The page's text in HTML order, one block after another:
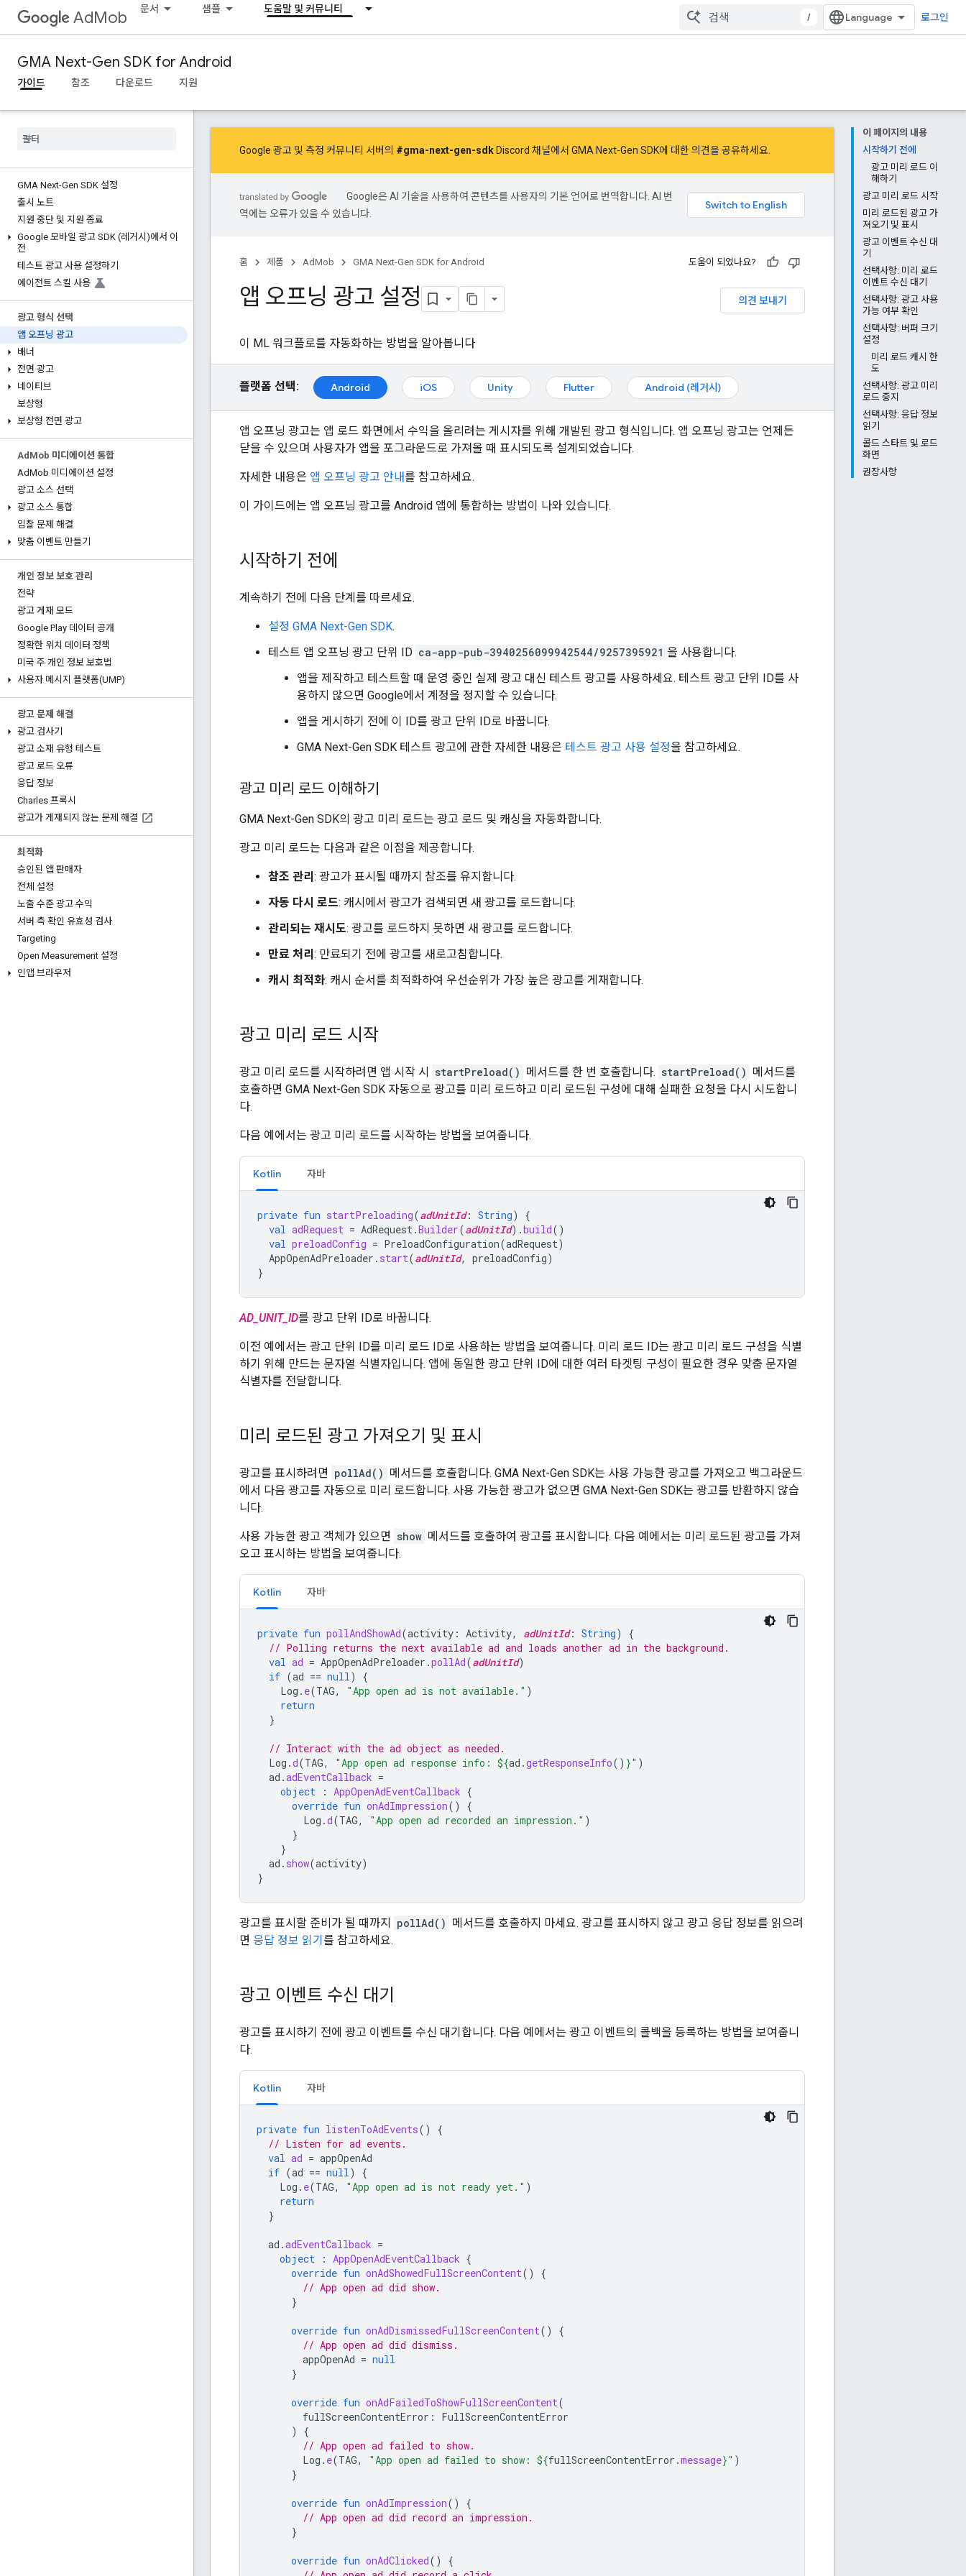
AdMob 문서 샘플 도움말 및 커뮤니티
/ 로그인
GMA Next-Gen SDK for Android
가이드 참조 다운로드 지원
GMA Next-Gen SDK 설정
출시 노트
지원 중단 및 지원 종료
Google 모바일 광고 SDK (레거시)에서 이
전
테스트 광고 사용 설정하기
에이전트 스킬 사용
광고 형식 선택
앱 오프닝 광고
배너
전면 광고
네이티브
보상형
보상형 전면 광고
Ad Mob 미디에이션 통합
AdMob 미디에이션 설정
광고 소스 선택
광고 소스 통합
입찰 문제 해결
맞춤 이벤트 만들기
개인 정보 보호 관리
전략
광고 게재 모드
Google Play 데이터 공개
정확한 위치 데이터 정책
미국 주 개인 정보 보호법
사용자 메시지 플랫폼(UMP)
광고 문제 해결
광고 검사기
광고 소재 유형 테스트
광고 로드 오류
응답 정보
Charles 프록시
광고가 게재되지 않는 문제 해결
최적화
승인된 앱 판매자
전체 설정
노출 수준 광고 수익
서버 측 확인 유효성 검사
Targeting
Open Measurement 설정
인앱 브라우저
이 페이지의 내용
시작하기 전에
광고 미리 로드 이
해하기
광고 미리 로드 시작
미리 로드된 광고 가
져오기 및 표시
광고 이벤트 수신 대
기
선택사항: 미리 로드
이벤트 수신 대기
선택사항: 광고 사용
가능 여부 확인
선택사항: 버퍼 크기
설정
미리 로드 캐시 한
도
선택사항: 광고 미리
로드 중지
선택사항: 응답 정보
읽기
콜드 스타트 및 로드
화면
권장사항
Google 광고 및 측정 커뮤니티 서버의 #gma-next-gen-sdk Discord 채널에서 GMA Next-Gen SDK에 대한 의견을 공유하세요.
Google은 AI 기술을 사용하여 콘텐츠를 사용자의 기본 언어로 번역합니다. AI 번
역에는 오류가 있을 수 있습니다.
홈 제품 AdMob GMA Next-Gen SDK for Android 도움이 되었나요?
의견 보내기
앱 오프닝 광고 설정
이 ML 워크플로를 자동화하는 방법을 알아봅니다
플랫폼 선택: Android iOS Unity Flutter Android (레거시)
앱 오프닝 광고는 앱 로드 화면에서 수익을 올리려는 게시자를 위해 개발된 광고 형식입니다. 앱 오프닝 광고는 언제든
닫을 수 있으며 사용자가 앱을 포그라운드로 가져올 때 표시되도록 설계되었습니다.
자세한 내용은 앱 오프닝 광고 안내를 참고하세요.
이 가이드에는 앱 오프닝 광고를 Android 앱에 통합하는 방법이 나와 있습니다.
시작하기 전에
계속하기 전에 다음 단계를 따르세요.
설정 GMA Next-Gen SDK.
테스트 앱 오프닝 광고 단위 ID ca-app-pub-3940256099942544/9257395921 을 사용합니다.
앱을 제작하고 테스트할 때 운영 중인 실제 광고 대신 테스트 광고를 사용하세요. 테스트 광고 단위 ID를 사
용하지 않으면 Google에서 계정을 정지할 수 있습니다.
앱을 게시하기 전에 이 ID를 광고 단위 ID로 바꿉니다.
GMA Next-Gen SDK 테스트 광고에 관한 자세한 내용은 테스트 광고 사용 설정을 참고하세요.
광고 미리 로드 이해하기
GMA Next-Gen SDK의 광고 미리 로드는 광고 로드 및 캐싱을 자동화합니다.
광고 미리 로드는 다음과 같은 이점을 제공합니다.
참조 관리 : 광고가 표시될 때까지 참조를 유지합니다.
자동 다시 로드: 캐시에서 광고가 검색되면 새 광고를 로드합니다.
관리되는 재시도: 광고를 로드하지 못하면 새 광고를 로드합니다.
만료 처리 : 만료되기 전에 광고를 새로고침합니다.
캐시 최적화: 캐시 순서를 최적화하여 우선순위가 가장 높은 광고를 게재합니다.
광고 미리 로드 시작
광고 미리 로드를 시작하려면 앱 시작 시 startPreload() 메서드를 한 번 호출합니다. startPreload() 메서드를
호출하면 GMA Next-Gen SDK 자동으로 광고를 미리 로드하고 미리 로드된 구성에 대해 실패한 요청을 다시 시도합니
다.
다음 예에서는 광고 미리 로드를 시작하는 방법을 보여줍니다.
Kotlin 자바
private fun startPreloading(adUnitId: String)
{
val adRequest = AdRequest.Builder(adUnitId).build()
val preloadConfig = PreloadConfiguration(adRequest)
AppOpenAdPreloader . start(adUnitId, preloadConfig)
}
AD_UNIT_ID를 광고 단위 ID로 바꿉니다.
이전 예에서는 광고 단위 ID를 미리 로드 ID로 사용하는 방법을 보여줍니다. 미리 로드 ID는 광고 미리 로드 구성을 식별
하기 위해 만드는 문자열 식별자입니다. 앱에 동일한 광고 단위 ID에 대한 여러 타겟팅 구성이 필요한 경우 맞춤 문자열
식별자를 전달합니다.
미리 로드된 광고 가져오기 및 표시
광고를 표시하려면 pollAd() 메서드를 호출합니다. GMA Next-Gen SDK는 사용 가능한 광고를 가져오고 백그라운드
에서 다음 광고를 자동으로 미리 로드합니다. 사용 가능한 광고가 없으면 GMA Next-Gen SDK는 광고를 반환하지 않습
니다.
사용 가능한 광고 객체가 있으면 show 메서드를 호출하여 광고를 표시합니다. 다음 예에서는 미리 로드된 광고를 가져
오고 표시하는 방법을 보여줍니다.
Kotlin 자바
private fun pollAndShowAd(activity : Activity, adUnitId: String)
{
// Polling returns the next available ad and loads another ad in the background.
val ad = AppOpenAdPreloader .pollAd(adUnitId)
if (ad == null)
{
Log . e(TAG, "App open ad is not available." )
return
}
// Interact with the ad object as needed.
Log .d(TAG, "App open ad response info: ${ad .getResponseInfo() }" )
ad .adEventCallback =
object
: AppOpenAdEventCallback {
override fun onAdImpression()
{
Log .d(TAG, "App open ad recorded an impression." )
}
}
ad . show(activity)
}
광고를 표시할 준비가 될 때까지 pollAd() 메서드를 호출하지 마세요. 광고를 표시하지 않고 광고 응답 정보를 읽으려
면 응답 정보 읽기 를 참고하세요.
광고 이벤트 수신 대기
광고를 표시하기 전에 광고 이벤트를 수신 대기합니다. 다음 예에서는 광고 이벤트의 콜백을 등록하는 방법을 보여줍니
다.
Kotlin 자바
private fun listenToAdEvents()
{
// Listen for ad events.
val ad = appOpenAd
if (ad == null)
{
Log . e(TAG, "App open ad is not ready yet." )
return
}
ad .adEventCallback =
object
: AppOpenAdEventCallback {
override fun onAdShowedFullScreenContent()
{
// App open ad did show.
}
override fun onAdDismissedFullScreenContent()
{
// App open ad did dismiss.
appOpenAd = null
}
override fun onAdFailedToShowFullScreenContent(
fullScreenContentError :
FullScreenContentError
)
{
// App open ad failed to show.
Log . e(TAG, "App open ad failed to show: ${fullScreenContentError .message}" )
}
override fun onAdImpression()
{
// App open ad did record an impression.
}
override fun onAdClicked()
{